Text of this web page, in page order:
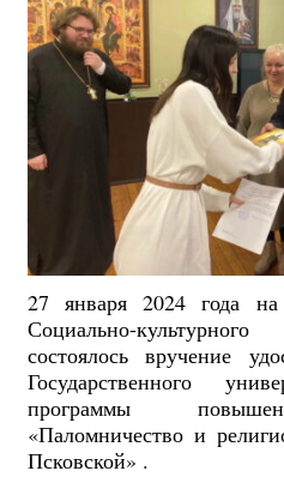
27 января 2024 года на
Социально-
состоялось вручение
Государственного
программы
«Паломничество и
Псковской» .